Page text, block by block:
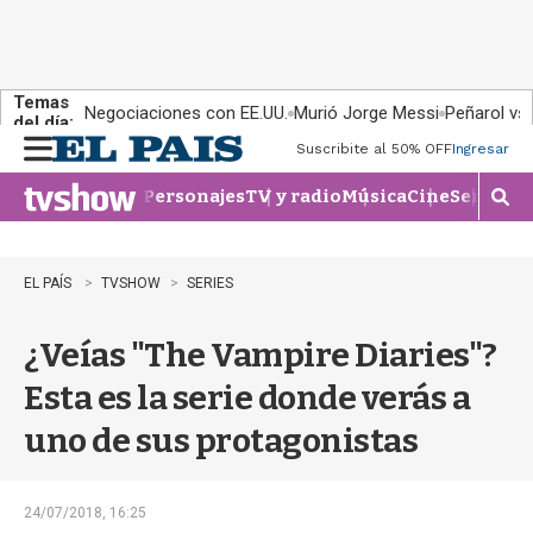
Temas
del día: Negociaciones con EE.UU. Murió Jorge Messi Peñarol
n
u
Suscribite al 50% OFFIngresar
PersonajesTV y radioMúsicaCineSeries
M
o
EL PAÍS TVSHOW SERIES
¿Veías "The Vampire Diaries"?
Esta es la serie donde verás a
uno de sus protagonistas
24/07/2018, 16:25